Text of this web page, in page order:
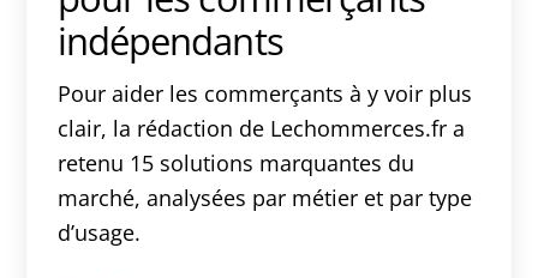
indépendants
Pour aider les commerçants à y voir plus
clair, la rédaction de Lechommerces.fr a
retenu 15 solutions marquantes du
marché, analysées par métier et par type
d’usage.